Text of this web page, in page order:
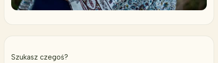
Szukasz czegoś?